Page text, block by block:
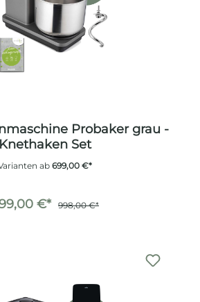
Probaker grau -
Knethaken Set
ab 699,00 €*
€* 998,00 €*